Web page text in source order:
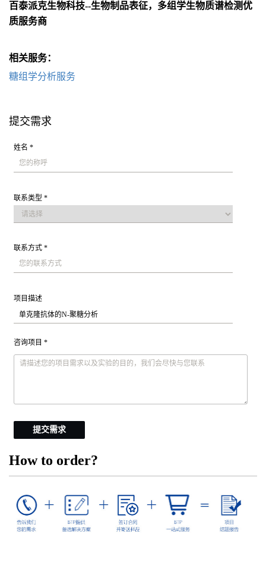
百泰派克生物科技--生物制品表征，多组学生物质谱检测优
质服务商
相关服务：
糖组学分析服务
提交需求
姓名 *
联系类型 *
联系方式 *
项目描述
咨询项目 *
提交需求
How to order?